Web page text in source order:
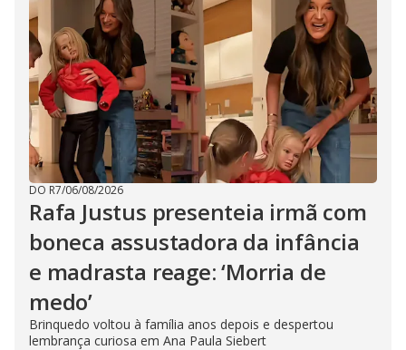
DO R7/06/08/2026
Rafa Justus presenteia irmã com
boneca assustadora da infância
e madrasta reage: ‘Morria de
medo’
Brinquedo voltou à família anos depois e despertou
lembrança curiosa em Ana Paula Siebert